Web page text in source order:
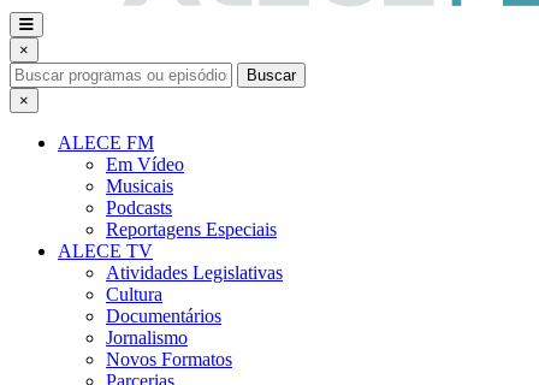
×
Buscar
×
ALECE FM
Em Vídeo
Musicais
Podcasts
Reportagens Especiais
ALECE TV
Atividades Legislativas
Cultura
Documentários
Jornalismo
Novos Formatos
Parcerias